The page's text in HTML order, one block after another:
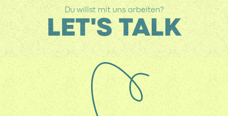
Du willst mit uns arbeiten?
LET'S TALK